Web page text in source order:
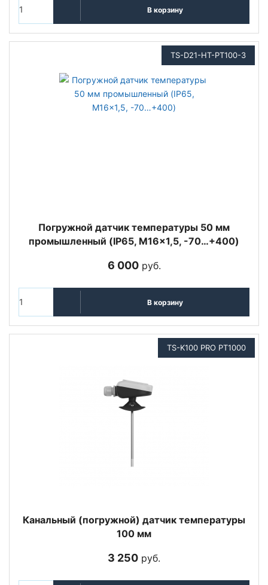
В корзину
TS-D21-HT-PT100-3
Погружной датчик температуры 50 мм
промышленный (IP65, M16x1,5, -70…+400)
6 000руб.
В корзину
TS-K100 PRO PT1000
Канальный (погружной) датчик температуры
100 мм
3 250 руб.